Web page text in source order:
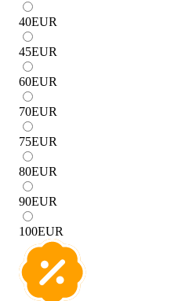
40EUR
45EUR
60EUR
70EUR
75EUR
80EUR
90EUR
100EUR